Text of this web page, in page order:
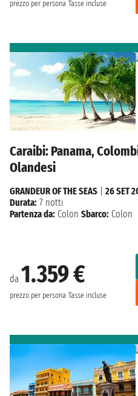
prezzo per persona Tasse incluse
Caraibi: Panama,
Olandesi
da 1.359 €
prezzo per persona Tasse incluse
GRANDEUR OF THE SEAS
26 SET
Durata: 7 notti
Partenza da: Colon Sbarco: Colon